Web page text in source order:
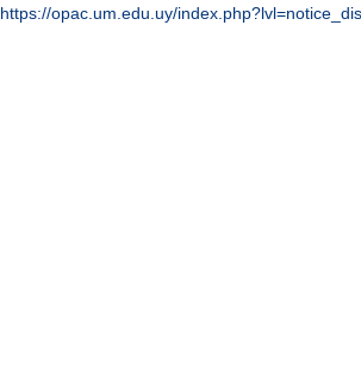
https://opac.um.edu.uy/